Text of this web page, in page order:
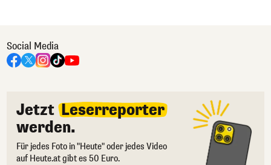
Social Media
Jetzt Leserreporter
werden.
Für jedes Foto in "Heute" oder jedes Video
auf Heute.at gibt es 50 Euro.